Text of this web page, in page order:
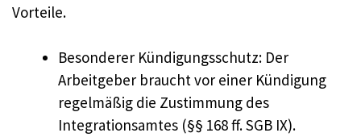
Vorteile.
Besonderer Kündigungsschutz: Der
Arbeitgeber braucht vor einer Kündigung
regelmäßig die Zustimmung des
Integrationsamtes (§§ 168 ff. SGB IX).